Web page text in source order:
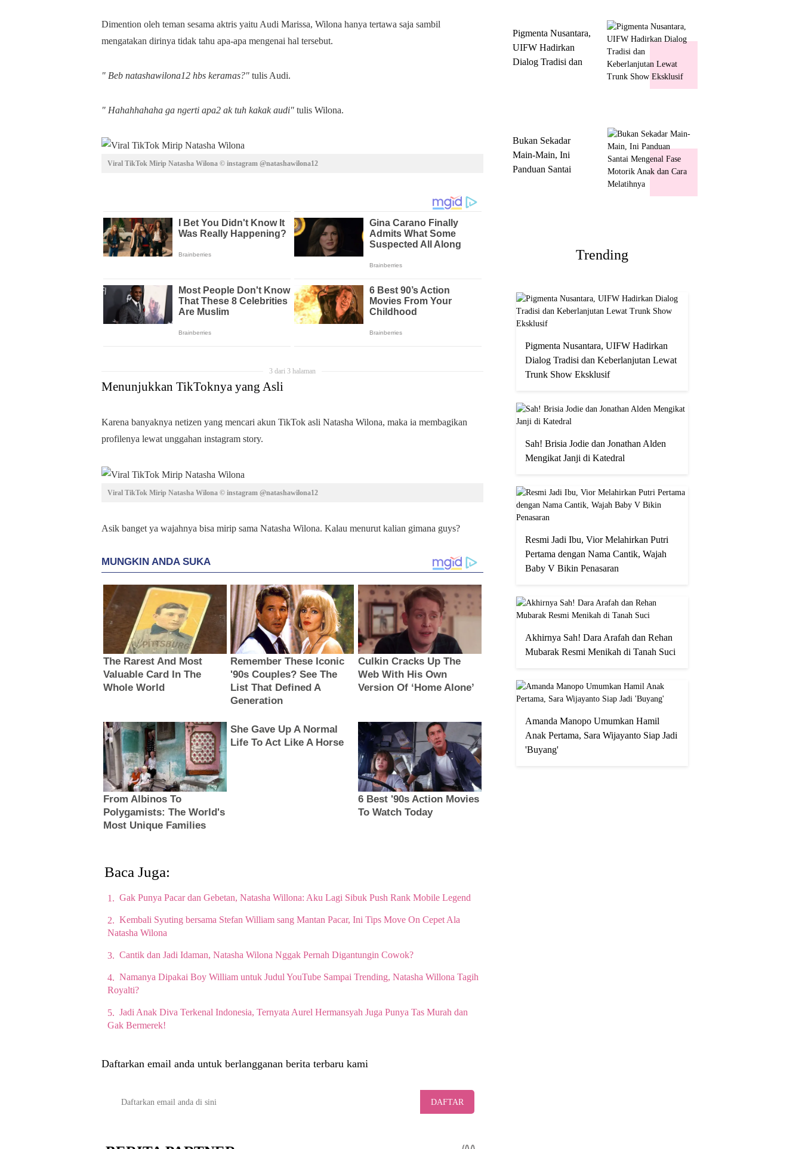
Dimention oleh teman sesama aktris yaitu Audi Marissa, Wilona hanya tertawa saja sambil
mengatakan dirinya tidak tahu apa-apa mengenai hal tersebut.
" Beb natashawilona12 hbs keramas?" tulis Audi.
" Hahahhahaha ga ngerti apa2 ak tuh kakak audi" tulis Wilona.
Viral TikTok Mirip Natasha Wilona © instagram @natashawilona12
3 dari 3 halaman
Menunjukkan TikToknya yang Asli
Karena banyaknya netizen yang mencari akun TikTok asli Natasha Wilona, maka ia membagikan
profilenya lewat unggahan instagram story.
Viral TikTok Mirip Natasha Wilona © instagram @natashawilona12
Asik banget ya wajahnya bisa mirip sama Natasha Wilona. Kalau menurut kalian gimana guys?
Baca Juga:
Gak Punya Pacar dan Gebetan, Natasha Willona: Aku Lagi Sibuk Push Rank Mobile Legend
Kembali Syuting bersama Stefan William sang Mantan Pacar, Ini Tips Move On Cepet Ala
Natasha Wilona
Cantik dan Jadi Idaman, Natasha Wilona Nggak Pernah Digantungin Cowok?
Namanya Dipakai Boy William untuk Judul YouTube Sampai Trending, Natasha Willona Tagih
Royalti?
Jadi Anak Diva Terkenal Indonesia, Ternyata Aurel Hermansyah Juga Punya Tas Murah dan
Gak Bermerek!
Daftarkan email anda untuk berlangganan berita terbaru kami
DAFTAR
Pigmenta Nusantara,
UIFW Hadirkan
Dialog Tradisi dan
Bukan Sekadar
Main-Main, Ini
Panduan Santai
Trending
Pigmenta Nusantara, UIFW Hadirkan
Dialog Tradisi dan Keberlanjutan Lewat
Trunk Show Eksklusif
Sah! Brisia Jodie dan Jonathan Alden
Mengikat Janji di Katedral
Resmi Jadi Ibu, Vior Melahirkan Putri
Pertama dengan Nama Cantik, Wajah
Baby V Bikin Penasaran
Akhirnya Sah! Dara Arafah dan Rehan
Mubarak Resmi Menikah di Tanah Suci
Amanda Manopo Umumkan Hamil
Anak Pertama, Sara Wijayanto Siap Jadi
'Buyang'